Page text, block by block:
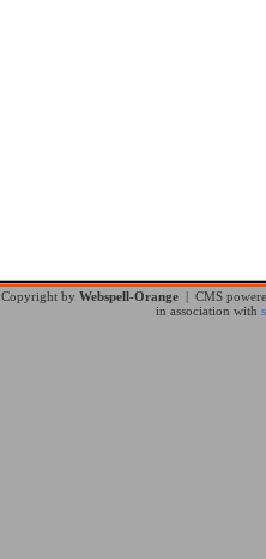
Copyright byWebspell-Orange | CMS
in association with